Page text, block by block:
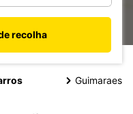
recolha
Guimaraes